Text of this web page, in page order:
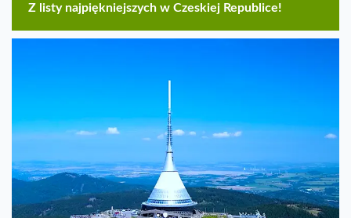
Z listy najpiękniejszych w Czeskiej Republice!